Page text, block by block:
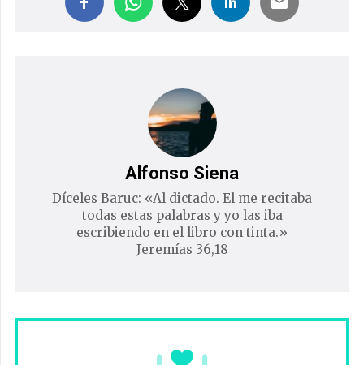
Alfonso Siena
Díceles Baruc: «Al dictado. El me recitaba
todas estas palabras y yo las iba
escribiendo en el libro con tinta.»
Jeremías 36,18